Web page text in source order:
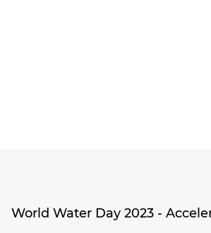
World Water Day 2023 -